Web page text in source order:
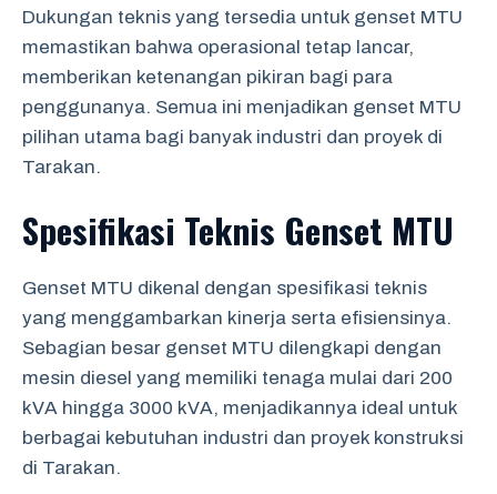
Dukungan teknis yang tersedia untuk genset MTU
memastikan bahwa operasional tetap lancar,
memberikan ketenangan pikiran bagi para
penggunanya. Semua ini menjadikan genset MTU
pilihan utama bagi banyak industri dan proyek di
Tarakan.
Spesifikasi Teknis Genset MTU
Genset MTU dikenal dengan spesifikasi teknis
yang menggambarkan kinerja serta efisiensinya.
Sebagian besar genset MTU dilengkapi dengan
mesin diesel yang memiliki tenaga mulai dari 200
kVA hingga 3000 kVA, menjadikannya ideal untuk
berbagai kebutuhan industri dan proyek konstruksi
di Tarakan.